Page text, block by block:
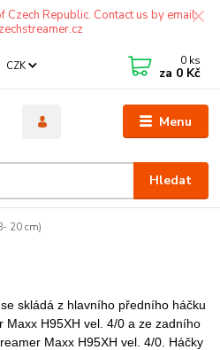
Republic. Contact us by email:
Menu
CZK
Hledat
0 ks
za 0 Kč
20 cm)
se skládá z hlavního předního háčku
Maxx H95XH vel. 4/0 a ze zadního
Maxx H95XH vel. 4/0. Háčky